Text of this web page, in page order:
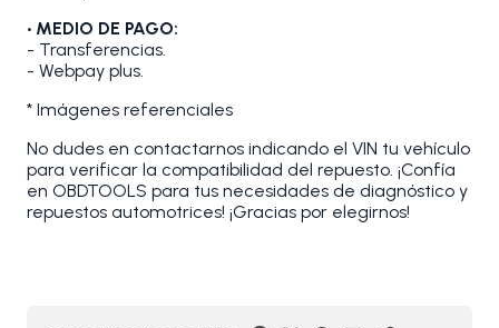
• MEDIO DE PAGO:
- Transferencias.
- Webpay plus.
* Imágenes referenciales
No dudes en contactarnos indicando el VIN tu vehículo
para verificar la compatibilidad del repuesto. ¡Confía
en OBDTOOLS para tus necesidades de diagnóstico y
repuestos automotrices! ¡Gracias por elegirnos!